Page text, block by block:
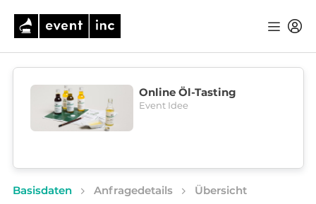
Online Öl-Tasting
Event Idee
Basisdaten Anfragedetails Übersicht